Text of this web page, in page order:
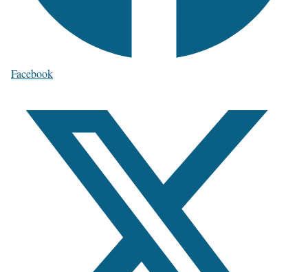
Facebook